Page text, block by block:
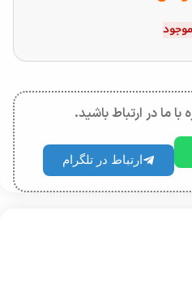
ما در ارتباط باشید.
ارتباط در تلگرام